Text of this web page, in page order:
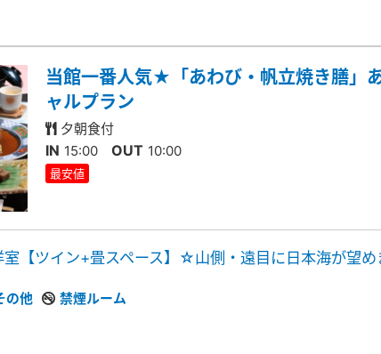
当館一番人気★「あわび・帆立焼き膳」
ャルプラン
夕朝食付
IN 15:00 OUT 10:00
最安値
室【ツイン+畳スペース】☆山側・遠目に日本海が望
の他 禁煙ルーム